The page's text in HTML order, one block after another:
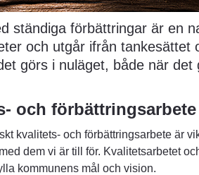
ständiga förbättringar är en
och utgår ifrån tankesättet
görs i nuläget, både när det
och förbättringsarbete
kvalitets- och förbättringsarbete är
dem vi är till för. Kvalitetsarbetet
kommunens mål och vision.